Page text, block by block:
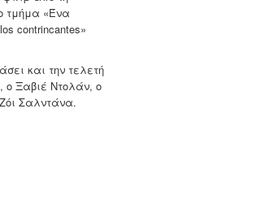
τμήμα «Ένα
contrincantes»
και την τελετή
ο Ξαβιέ Ντολάν, ο
Σαλντάνα.